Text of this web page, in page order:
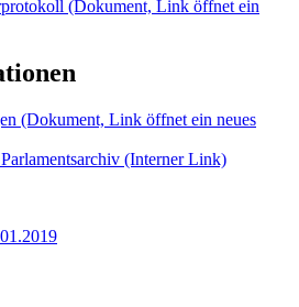
(Interner Link)